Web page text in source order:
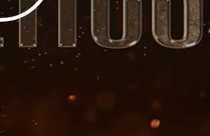
Play